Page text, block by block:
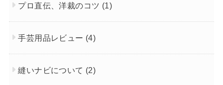
プロ直伝、洋裁のコツ (1)
手芸用品レビュー (4)
縫いナビについて (2)